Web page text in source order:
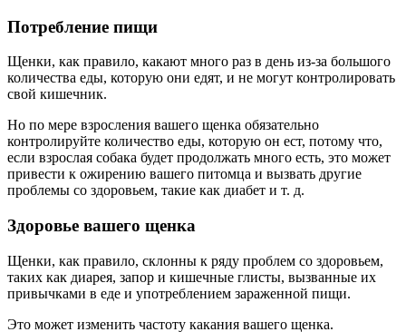
Потребление пищи
Щенки, как правило, какают много раз в день из-за большого
количества еды, которую они едят, и не могут контролировать
свой кишечник.
Но по мере взросления вашего щенка обязательно
контролируйте количество еды, которую он ест, потому что,
если взрослая собака будет продолжать много есть, это может
привести к ожирению вашего питомца и вызвать другие
проблемы со здоровьем, такие как диабет и т. д.
Здоровье вашего щенка
Щенки, как правило, склонны к ряду проблем со здоровьем,
таких как диарея, запор и кишечные глисты, вызванные их
привычками в еде и употреблением зараженной пищи.
Это может изменить частоту какания вашего щенка.